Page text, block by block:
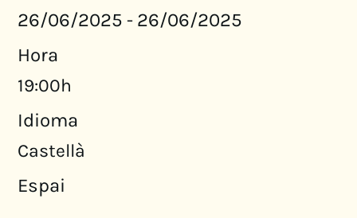
26/06/2025 - 26/06/2025
Hora
19:00h
Idioma
Castellà
Espai